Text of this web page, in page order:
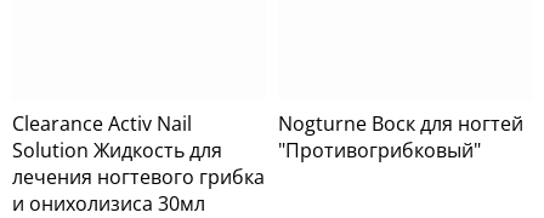
Clearance Activ Nail
Solution Жидкость для
лечения ногтевого грибка
и онихолизиса 30мл
Nogturne Воск для ногтей
"Противогрибковый"